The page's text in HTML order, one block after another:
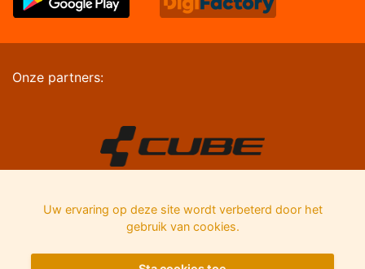
Onze partners:
Uw ervaring op deze site wordt verbeterd door het
gebruik van cookies.